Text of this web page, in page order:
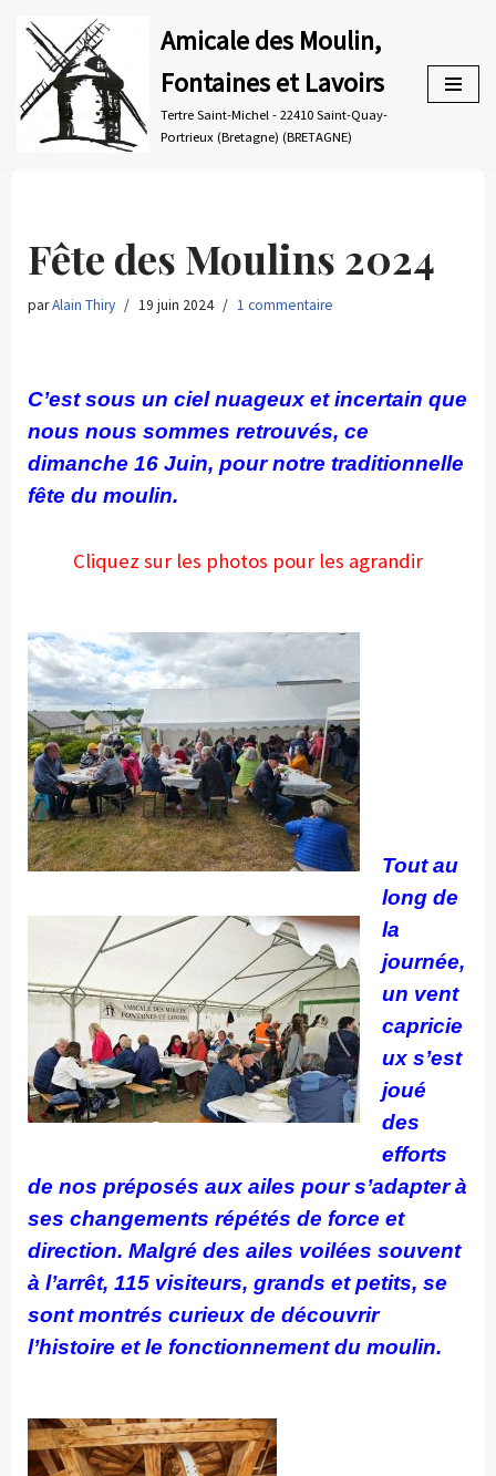
Aller
au
contenu
Amicale des Moulin,
Fontaines et Lavoirs
Tertre Saint-Michel - 22410 Saint-Quay-
Portrieux (Bretagne) (BRETAGNE)
Fête des Moulins 2024
parAlain Thiry 19 juin 2024 1 commentaire
C’est sous un ciel nuageux et incertain que
nous nous sommes retrouvés, ce
dimanche 16 Juin, pour notre traditionnelle
fête du moulin.
Cliquez sur les photos pour les agrandir
Tout au
long de
la
journée,
un vent
capricie
ux s’est
joué
des
efforts
de nos préposés aux ailes pour s’adapter à
ses changements répétés de force et
direction. Malgré des ailes voilées souvent
à l’arrêt, 115 visiteurs, grands et petits, se
sont montrés curieux de découvrir
l’histoire et le fonctionnement du moulin.